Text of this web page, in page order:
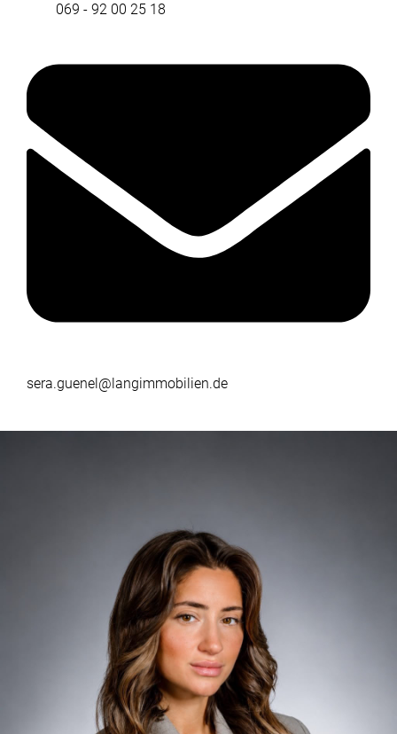
069 - 92 00 25 18
sera.guenel@langimmobilien.de